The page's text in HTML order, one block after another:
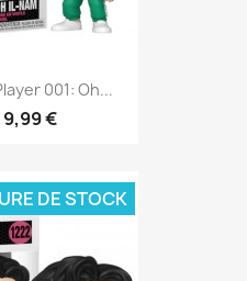
001: Oh...
9,99 €
DE STOCK